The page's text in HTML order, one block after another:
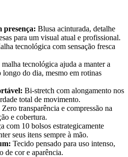
presença: Blusa acinturada, detalhe
para um visual atual e profissional.
tecnológica com sensação fresca
malha tecnológica ajuda a manter a
longo do dia, mesmo em rotinas
Bi-stretch com alongamento nos
total de movimento.
Zero transparência e compressão na
e cobertura.
com 10 bolsos estrategicamente
seus itens sempre à mão.
Tecido pensado para uso intenso,
de cor e aparência.